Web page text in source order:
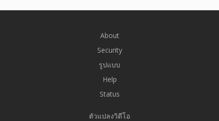
About
Security
รูปแบบ
Help
Status
ตัวแปลงวิดีโอ